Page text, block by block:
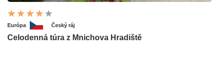
Európa Český ráj
Celodenná túra z Mnichova Hradiště